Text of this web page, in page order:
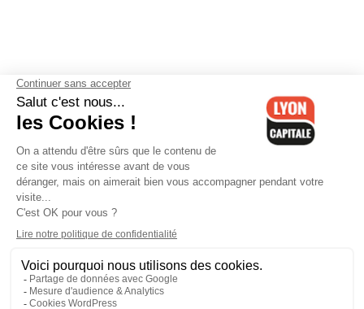
Contactez-nous-Mentions légales-CGV-Politique de
confidentialité-Gestion des cookies